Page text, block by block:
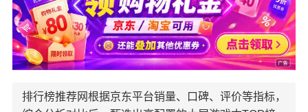
排行榜推荐网根据京东平台销量、口碑、评价等指标，